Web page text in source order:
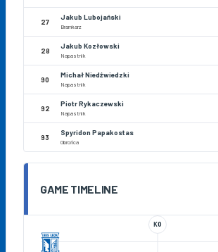
27
Jakub Lubojański
Bramkarz
28
Jakub Kozłowski
Napastnik
90
Michał Niedźwiedzki
Napastnik
92
Piotr Rykaczewski
Napastnik
93
Spyridon Papakostas
Obrońca
GAME TIMELINE
KO